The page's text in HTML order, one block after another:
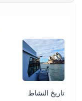
الموقع
كيفية الوصول إلى هناك
تاريخ النشاط